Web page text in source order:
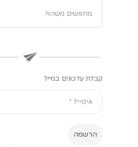
קבלת עדכונים במייל